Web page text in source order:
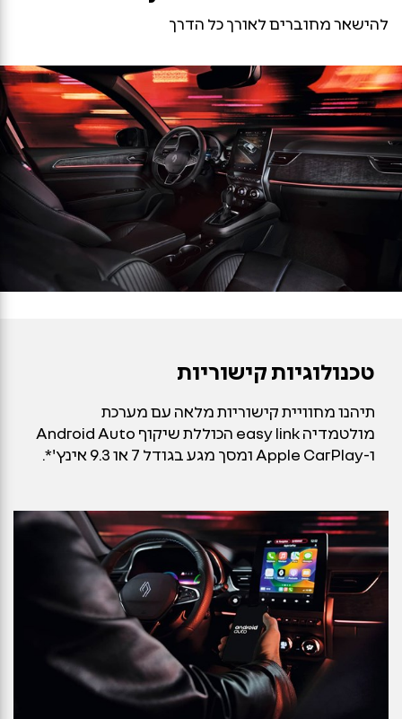
להישאר מחוברים לאורך כל הדרך
טכנולוגיות קישוריות
תיהנו מחוויית קישוריות מלאה עם מערכת
מולטמדיה easy link הכוללת שיקוף Android Auto
ו-Apple CarPlay ומסך מגע בגודל 7 או 9.3 אינץ'*.